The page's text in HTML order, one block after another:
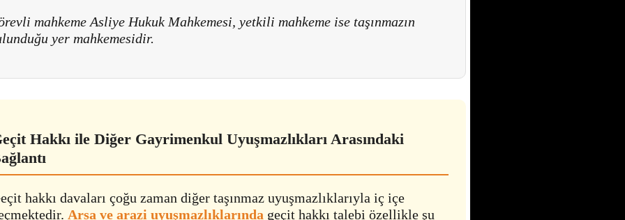
mahkeme Asliye Hukuk Mahkemesi, yetkili mahkeme ise taşınmazın
yer mahkemesidir.
Hakkı ile Diğer Gayrimenkul Uyuşmazlıkları Arasındaki
hakkı davaları çoğu zaman diğer taşınmaz uyuşmazlıklarıyla iç içe
Arsa ve arazi uyuşmazlıklarında geçit hakkı talebi özellikle şu